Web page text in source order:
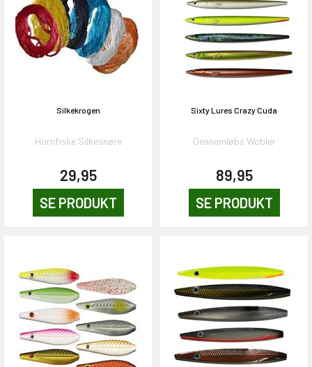
Silkekrogen
Hornfiske Silkesnøre
29,95
SE PRODUKT
Sixty Lures Crazy Cuda
Gennemløbs Wobler
89,95
SE PRODUKT